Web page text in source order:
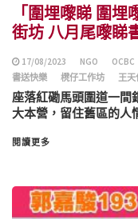
「圍埋嚟睇 圍
街坊 ⼋⽉尾嚟睇
17/08/2023 NGO OCBC
書送快樂
櫈仔⼯作坊 王天
座落紅磡⾺頭圍道⼀間
⼤本營，留住舊區的
閱讀更多